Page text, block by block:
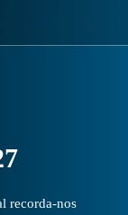
recorda-nos